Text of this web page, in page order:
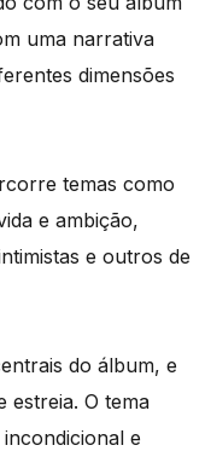
uma narrativa
dimensões
temas como
e ambição,
e outros de
do álbum, e
estreia. O tema
e